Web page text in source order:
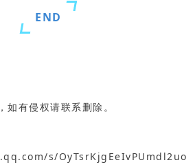
END
有侵权请联系删除。
s/OyTsrKjgEeIvPUmdl2uo